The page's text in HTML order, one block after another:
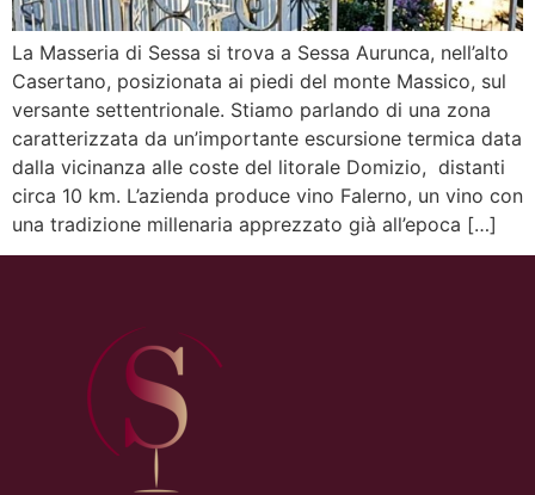
La Masseria di Sessa si trova a Sessa Aurunca, nell’alto
Casertano, posizionata ai piedi del monte Massico, sul
versante settentrionale. Stiamo parlando di una zona
caratterizzata da un’importante escursione termica data
dalla vicinanza alle coste del litorale Domizio, distanti
circa 10 km. L’azienda produce vino Falerno, un vino con
una tradizione millenaria apprezzato già all’epoca […]